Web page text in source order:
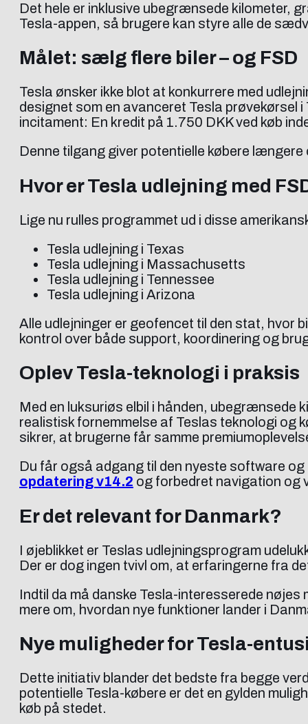
Det hele er inklusive ubegrænsede kilometer,
Tesla-appen, så brugere kan styre alle de
Målet: sælg flere biler – og FSD
Tesla ønsker ikke blot at konkurrere med
designet som en avanceret Tesla prøvekørsel
incitament: En kredit på 1.750 DKK ved køb
Denne tilgang giver potentielle købere
Hvor er Tesla udlejning med
Lige nu rulles programmet ud i disse
Tesla udlejning i Texas
Tesla udlejning i Massachusetts
Tesla udlejning i Tennessee
Tesla udlejning i Arizona
Alle udlejninger er geofencet til den stat, hvor
kontrol over både support, koordinering og
Oplev Tesla-teknologi i praksis
Med en luksuriøs elbil i hånden, ubegrænsede
realistisk fornemmelse af Teslas teknologi og
sikrer, at brugerne får samme
Du får også adgang til den nyeste software
opdatering v14.2 og forbedret navigation og
Er det relevant for Danmark?
I øjeblikket er Teslas udlejningsprogram
Der er dog ingen tvivl om, at erfaringerne fra
Indtil da må danske Tesla-interesserede
mere om, hvordan nye funktioner lander i
Nye muligheder for Tesla-
Dette initiativ blander det bedste fra begge
potentielle Tesla-købere er det en gylden
køb på stedet.